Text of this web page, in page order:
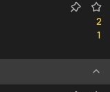
2
2
1
1